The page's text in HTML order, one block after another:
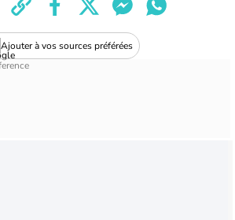
Ajouter à vos sources préférées